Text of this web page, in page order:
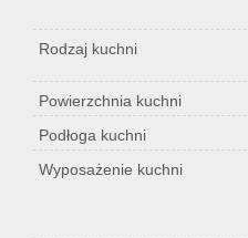
Rodzaj kuchni
Powierzchnia kuchni
Podłoga kuchni
Wyposażenie kuchni